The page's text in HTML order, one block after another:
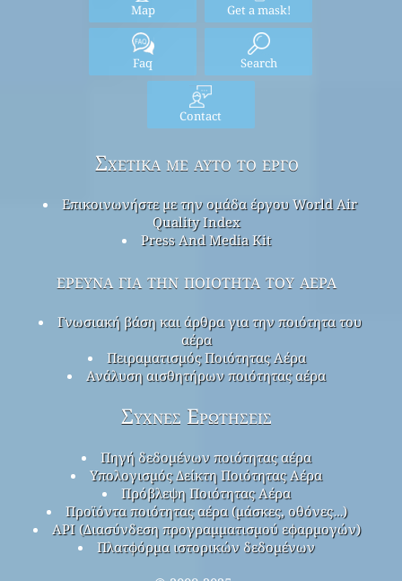
Map Get a mask!
Faq Search
Contact
Σχετικά με αυτό το έργο
Επικοινωνήστε με την ομάδα έργου World Air
Quality Index
Press And Media Kit
έρευνα για την ποιότητα του αέρα
Γνωσιακή βάση και άρθρα για την ποιότητα του
αέρα
Πειραματισμός Ποιότητας Αέρα
Ανάλυση αισθητήρων ποιότητας αέρα
Συχνές Ερωτήσεις
Πηγή δεδομένων ποιότητας αέρα
Υπολογισμός Δείκτη Ποιότητας Αέρα
Πρόβλεψη Ποιότητας Αέρα
Προϊόντα ποιότητας αέρα (μάσκες, οθόνες…)
API (Διασύνδεση προγραμματισμού εφαρμογών)
Πλατφόρμα ιστορικών δεδομένων